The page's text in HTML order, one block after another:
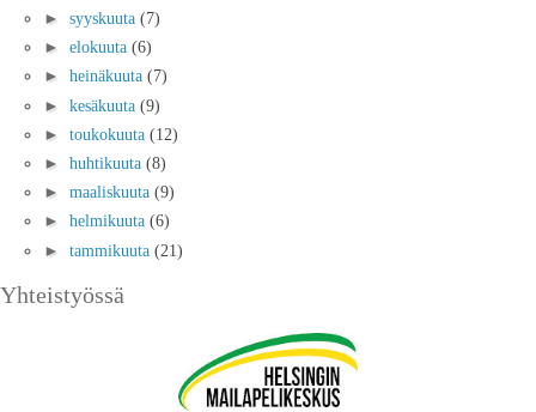
► syyskuuta (7)
► elokuuta (6)
► heinäkuuta (7)
► kesäkuuta (9)
► toukokuuta (12)
► huhtikuuta (8)
► maaliskuuta (9)
► helmikuuta (6)
► tammikuuta (21)
Yhteistyössä